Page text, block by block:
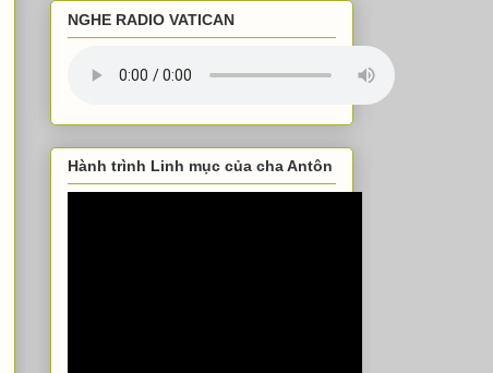
NGHE RADIO VATICAN
Hành trình Linh mục của cha Antôn